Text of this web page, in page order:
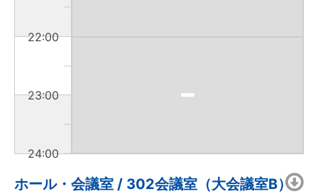
22:00
23:00
24:00
ホール・会議室 / 302会議室（大会議室B）